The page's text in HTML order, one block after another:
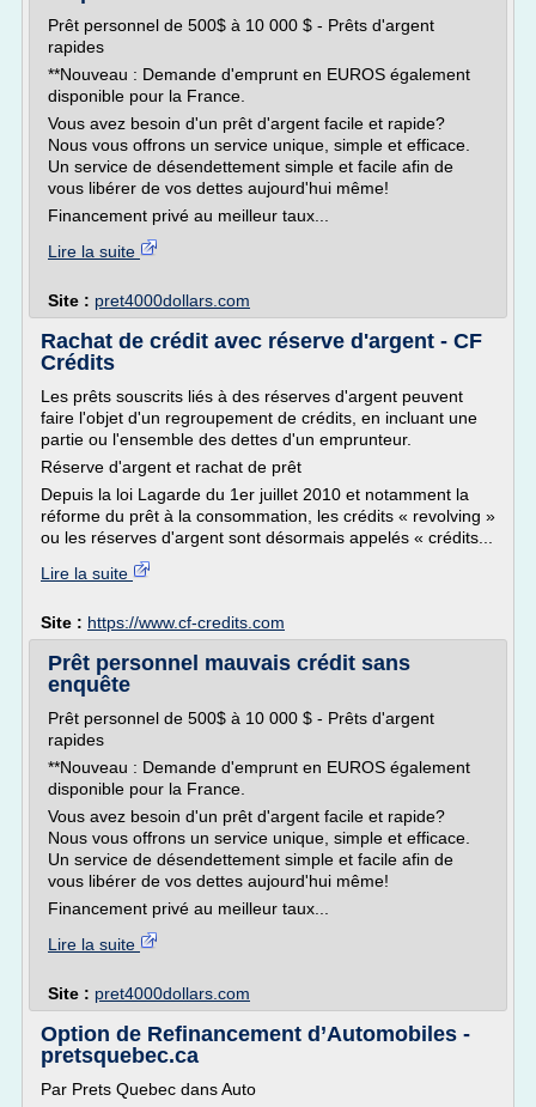
Prêt personnel de 500$ à 10 000 $ - Prêts d'argent
rapides
**Nouveau : Demande d'emprunt en EUROS également
disponible pour la France.
Vous avez besoin d'un prêt d'argent facile et rapide?
Nous vous offrons un service unique, simple et efficace.
Un service de désendettement simple et facile afin de
vous libérer de vos dettes aujourd'hui même!
Financement privé au meilleur taux...
Lire la suite
Site : pret4000dollars.com
Rachat de crédit avec réserve d'argent - CF
Crédits
Les prêts souscrits liés à des réserves d'argent peuvent
faire l'objet d'un regroupement de crédits, en incluant une
partie ou l'ensemble des dettes d'un emprunteur.
Réserve d'argent et rachat de prêt
Depuis la loi Lagarde du 1er juillet 2010 et notamment la
réforme du prêt à la consommation, les crédits « revolving »
ou les réserves d'argent sont désormais appelés « crédits...
Lire la suite
Site : https://www.cf-credits.com
Prêt personnel mauvais crédit sans
enquête
Prêt personnel de 500$ à 10 000 $ - Prêts d'argent
rapides
**Nouveau : Demande d'emprunt en EUROS également
disponible pour la France.
Vous avez besoin d'un prêt d'argent facile et rapide?
Nous vous offrons un service unique, simple et efficace.
Un service de désendettement simple et facile afin de
vous libérer de vos dettes aujourd'hui même!
Financement privé au meilleur taux...
Lire la suite
Site : pret4000dollars.com
Option de Refinancement d’Automobiles -
pretsquebec.ca
Par Prets Quebec dans Auto